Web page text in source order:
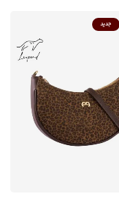
جدید